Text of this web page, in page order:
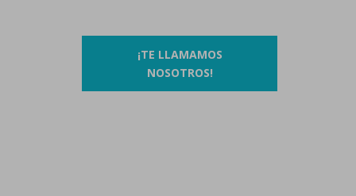
¡TE LLAMAMOS
NOSOTROS!